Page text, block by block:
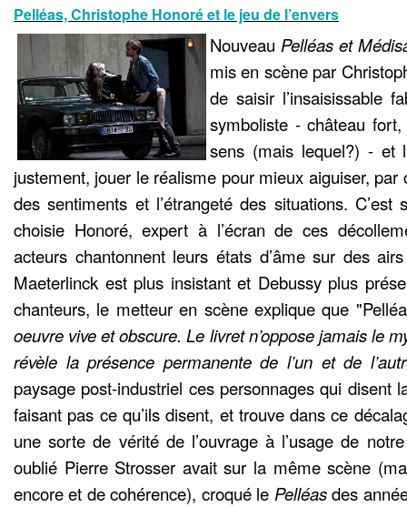
Pelléas, Christophe Honoré et le jeu de l’envers
Nouveau Pelléas et
mis en scène par
de saisir l’insaisissable
symboliste - château
sens (mais lequel?) - et
justement, jouer le réalisme pour mieux aiguiser, par
des sentiments et l’étrangeté des situations. C’est
choisie Honoré, expert à l’écran de ces
acteurs chantonnent leurs états d’âme sur des
Maeterlinck est plus insistant et Debussy plus
chanteurs, le metteur en scène explique que
oeuvre vive et obscure. Le livret n’oppose jamais le
révèle la présence permanente de l’un et de
paysage post-industriel ces personnages qui disent
faisant pas ce qu’ils disent, et trouve dans ce
une sorte de vérité de l’ouvrage à l’usage de
oublié Pierre Strosser avait sur la même scène
encore et de cohérence), croqué le Pelléasdes